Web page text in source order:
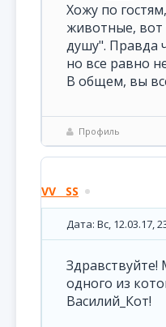
Хожу по
животные, вот
душу". Правда
но все равно
В общем, вы
Профиль
VV__SS
Дата: Вс, 12.03.17,
Здравствуйте!
одного из
Василий_Кот!